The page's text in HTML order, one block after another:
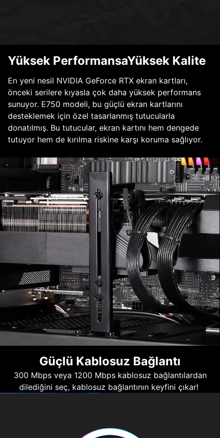
Yüksek PerformansaYüksek Kalite
En yeni nesil NVIDIA GeForce RTX ekran kartları,
önceki serilere kıyasla çok daha yüksek performans
sunuyor. E750 modeli, bu güçlü ekran kartlarını
desteklemek için özel tasarlanmış tutucularla
donatılmış. Bu tutucular, ekran kartını hem dengede
tutuyor hem de kırılma riskine karşı koruma sağlıyor.
Güçlü Kablosuz Bağlantı
300 Mbps veya 1200 Mbps kablosuz bağlantılardan
dilediğini seç, kablosuz bağlantının keyfini çıkar!